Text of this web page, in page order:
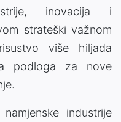
inovacija i
strateški važnom
više hiljada
podloga za nove
industrije